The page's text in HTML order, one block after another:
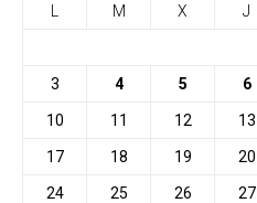
M X J
3 4 5 6
10 11 12 13
17 18 19 20
24 25 26 27